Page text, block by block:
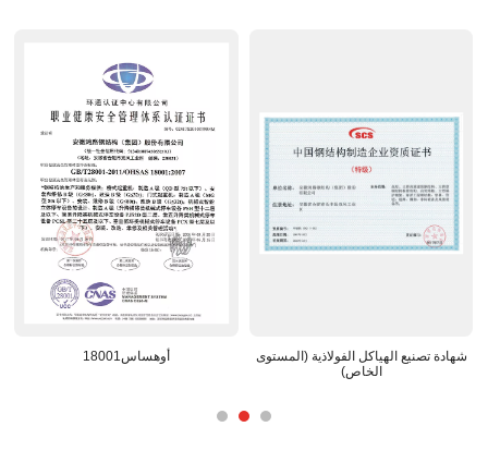
أوهساس18001
شهادة تصنيع الهياكل الفولاذية (المستوى
الخاص)